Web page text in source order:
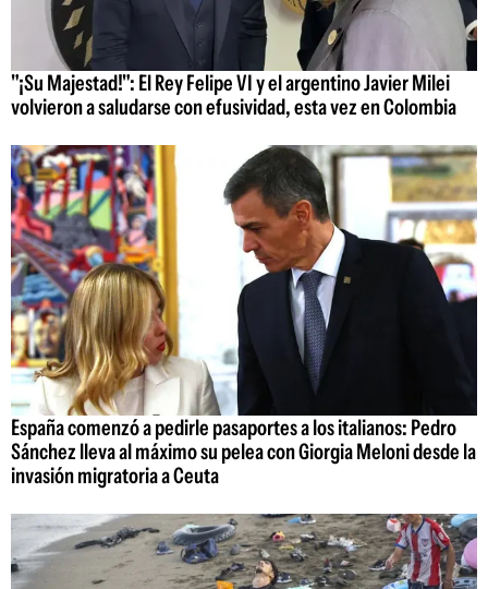
"¡Su Majestad!": El Rey Felipe VI y el argentino Javier Milei
volvieron a saludarse con efusividad, esta vez en Colombia
España comenzó a pedirle pasaportes a los italianos: Pedro
Sánchez lleva al máximo su pelea con Giorgia Meloni desde la
invasión migratoria a Ceuta